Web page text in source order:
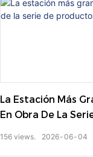
La Estación Más
En Obra De La
2026 06 04
156 views.